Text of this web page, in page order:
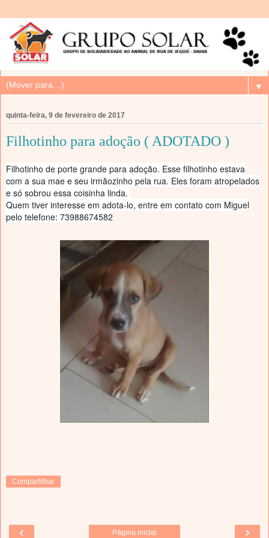
▼
quinta-feira, 9 de fevereiro de 2017
Filhotinho para adoção ( ADOTADO )
Filhotinho de porte grande para adoção. Esse filhotinho estava
com a sua mae e seu irmãozinho pela rua. Eles foram atropelados
e só sobrou essa coisinha linda.
Quem tiver interesse em adota-lo, entre em contato com Miguel
pelo telefone: 73988674582
Compartilhar
‹ ›
Página inicial